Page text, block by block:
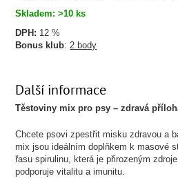
Skladem: >10 ks
DPH: 12 %
Bonus klub:2 body
Další informace
Těstoviny mix pro psy – zdravá
Chcete psovi zpestřit misku zdravou a
mix jsou ideálním doplňkem k masové
řasu spirulinu, která je přirozeným
podporuje vitalitu a imunitu.